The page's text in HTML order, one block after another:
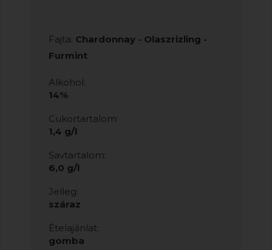
Fajta: Chardonnay - Olaszrizling -
Furmint
Alkohol:
14%
Cukortartalom:
1,4 g/l
Savtartalom:
6,0 g/l
Jelleg:
száraz
Ételajánlat:
gomba